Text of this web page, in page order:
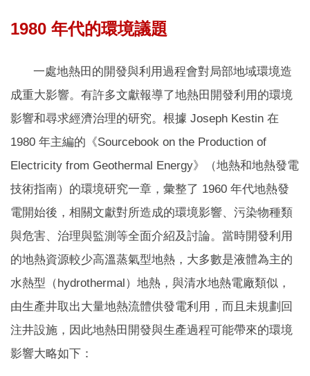
1980 年代的環境議題
一處地熱田的開發與利用過程會對局部地域環境造
成重大影響。有許多文獻報導了地熱田開發利用的環境
影響和尋求經濟治理的研究。根據 Joseph Kestin 在
1980 年主編的《Sourcebook on the Production of
Electricity from Geothermal Energy》（地熱和地熱發電
技術指南）的環境研究一章，彙整了 1960 年代地熱發
電開始後，相關文獻對所造成的環境影響、污染物種類
與危害、治理與監測等全面介紹及討論。當時開發利用
的地熱資源較少高溫蒸氣型地熱，大多數是液體為主的
水熱型（hydrothermal）地熱，與清水地熱電廠類似，
由生產井取出大量地熱流體供發電利用，而且未規劃回
注井設施，因此地熱田開發與生產過程可能帶來的環境
影響大略如下：